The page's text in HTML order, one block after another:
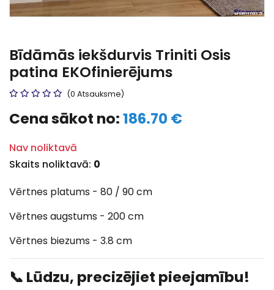
Bīdāmās iekšdurvis Triniti Osis
patina EKOfinierējums
(0 Atsauksme)
Cena sākot no:186.70 €
Nav noliktavā
Skaits noliktavā: 0
Vērtnes platums - 80 / 90 cm
Vērtnes augstums - 200 cm
Vērtnes biezums - 3.8 cm
📞 Lūdzu, precizējiet pieejamību!